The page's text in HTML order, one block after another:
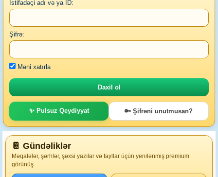
İstifadəçi adı və ya ID:
Şifrə:
Məni xatırla
✨ Pulsuz Qeydiyyat 🔑 Şifrəni unutmusan?
📔 Gündəliklər
Məqalələr, şərhlər, şəxsi yazılar və fayllar üçün yenilənmiş premium
görünüş.